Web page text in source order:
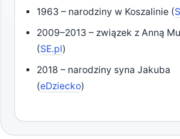
1963 – narodziny w Koszalinie (
2009–2013 – związek z Anną
(SE.pl)
2018 – narodziny syna Jakuba
(eDziecko)